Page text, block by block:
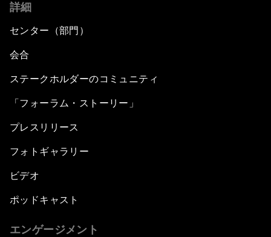
詳細
センター（部門）
会合
ステークホルダーのコミュニティ
「フォーラム・ストーリー」
プレスリリース
フォトギャラリー
ビデオ
ポッドキャスト
エンゲージメント